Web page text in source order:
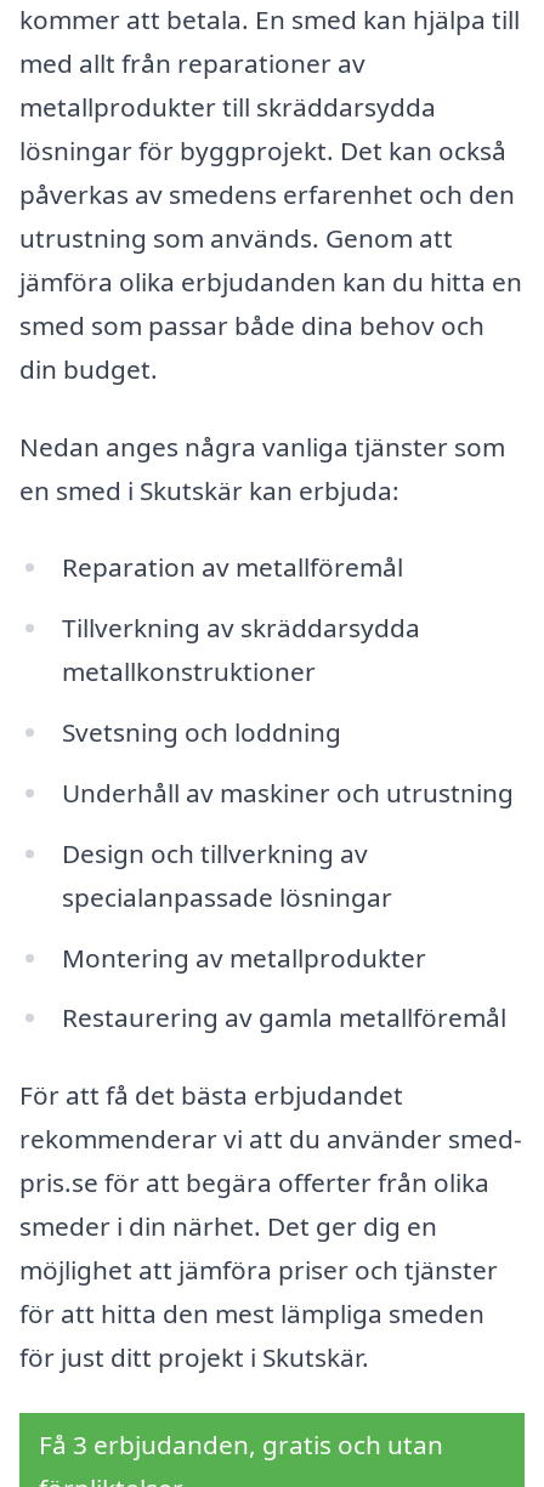
kommer att betala. En smed kan hjälpa till
med allt från reparationer av
metallprodukter till skräddarsydda
lösningar för byggprojekt. Det kan också
påverkas av smedens erfarenhet och den
utrustning som används. Genom att
jämföra olika erbjudanden kan du hitta en
smed som passar både dina behov och
din budget.
Nedan anges några vanliga tjänster som
en smed i Skutskär kan erbjuda:
Reparation av metallföremål
Tillverkning av skräddarsydda
metallkonstruktioner
Svetsning och loddning
Underhåll av maskiner och utrustning
Design och tillverkning av
specialanpassade lösningar
Montering av metallprodukter
Restaurering av gamla metallföremål
För att få det bästa erbjudandet
rekommenderar vi att du använder smed-
pris.se för att begära offerter från olika
smeder i din närhet. Det ger dig en
möjlighet att jämföra priser och tjänster
för att hitta den mest lämpliga smeden
för just ditt projekt i Skutskär.
Få 3 erbjudanden, gratis och utan